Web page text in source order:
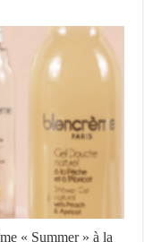
« Summer » à la